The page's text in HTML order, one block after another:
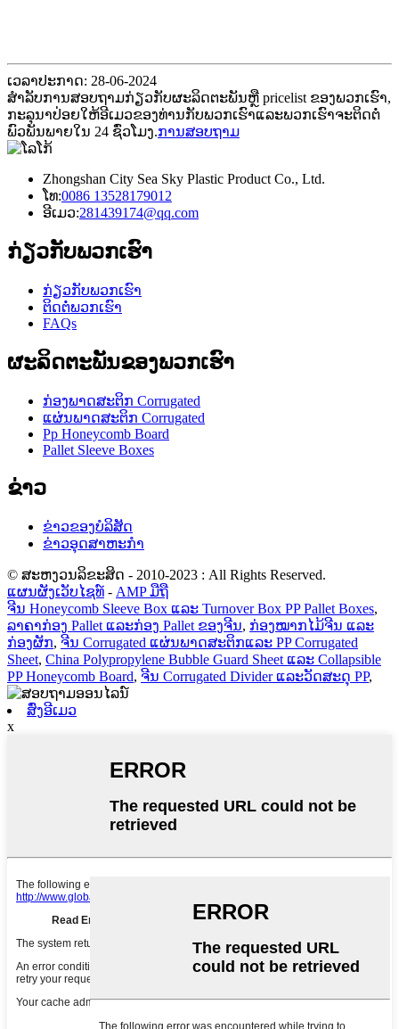
ເວລາປະກາດ: 28-06-2024
ສໍາ​ລັບ​ການ​ສອບ​ຖາມ​ກ່ຽວ​ກັບ​ຜະ​ລິດ​ຕະ​ພັນ​ຫຼື pricelist ຂອງ​ພວກ​ເຮົາ​,
ກະ​ລຸ​ນາ​ປ່ອຍ​ໃຫ້​ອີ​ເມວ​ຂອງ​ທ່ານ​ກັບ​ພວກ​ເຮົາ​ແລະ​ພວກ​ເຮົາ​ຈະ​ຕິດ​ຕໍ່​
ພົວ​ພັນ​ພາຍ​ໃນ 24 ຊົ່ວ​ໂມງ​.ການສອບຖາມ
Zhongshan City Sea Sky Plastic Product Co., Ltd.
ໂທ:0086 13528179012
ອີເມວ:281439174@qq.com
ກ່ຽວ​ກັບ​ພວກ​ເຮົາ
ກ່ຽວ​ກັບ​ພວກ​ເຮົາ
ຕິດ​ຕໍ່​ພວກ​ເຮົາ
FAQs
ຜະລິດຕະພັນຂອງພວກເຮົາ
ກ່ອງພາດສະຕິກ Corrugated
ແຜ່ນພາດສະຕິກ Corrugated
Pp Honeycomb Board
Pallet Sleeve Boxes
ຂ່າວ
ຂ່າວຂອງບໍລິສັດ
ຂ່າວອຸດສາຫະກໍາ
© ສະຫງວນລິຂະສິດ - 2010-2023 : All Rights Reserved.
ແຜນຜັງເວັບໄຊທ໌ - AMP ມືຖື
ຈີນ Honeycomb Sleeve Box ແລະ Turnover Box PP Pallet Boxes,
ລາຄາກ່ອງ Pallet ແລະກ່ອງ Pallet ຂອງຈີນ, ກ່ອງໝາກໄມ້ຈີນ ແລະ
ກ່ອງຜັກ, ຈີນ Corrugated ແຜ່ນພາດສະຕິກແລະ PP Corrugated
Sheet, China Polypropylene Bubble Guard Sheet ແລະ Collapsible
PP Honeycomb Board, ຈີນ Corrugated Divider ແລະວັດສະດຸ PP,
ສົ່ງອີເມວ
x